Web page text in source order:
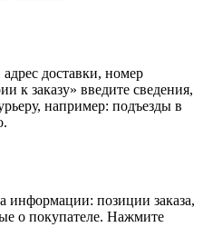
доставки, номер
к заказу» введите сведения,
например: подъезды в
информации: позиции заказа,
о покупателе. Нажмите